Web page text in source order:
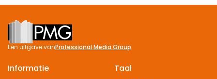
Footer
Een uitgave vanProfessional Media Group
Informatie Taal